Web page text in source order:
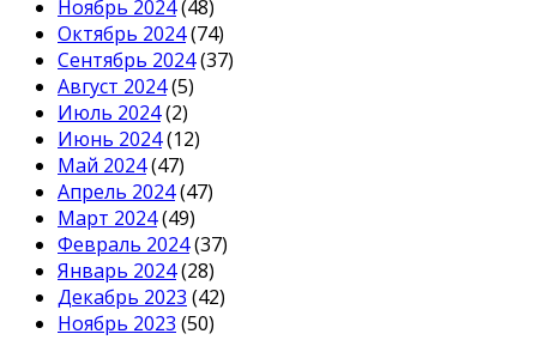
Ноябрь 2024(48)
Октябрь 2024(74)
Сентябрь 2024(37)
Август 2024(5)
Июль 2024(2)
Июнь 2024(12)
Май 2024(47)
Апрель 2024(47)
Март 2024(49)
Февраль 2024(37)
Январь 2024(28)
Декабрь 2023 (42)
Ноябрь 2023 (50)